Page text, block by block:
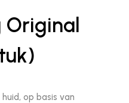
Original
op basis van